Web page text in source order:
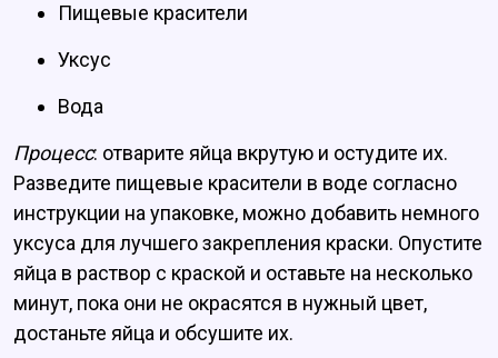
Пищевые красители
Уксус
Вода
Процесс: отварите яйца вкрутую и остудите их.
Разведите пищевые красители в воде согласно
инструкции на упаковке, можно добавить немного
уксуса для лучшего закрепления краски. Опустите
яйца в раствор с краской и оставьте на несколько
минут, пока они не окрасятся в нужный цвет,
достаньте яйца и обсушите их.